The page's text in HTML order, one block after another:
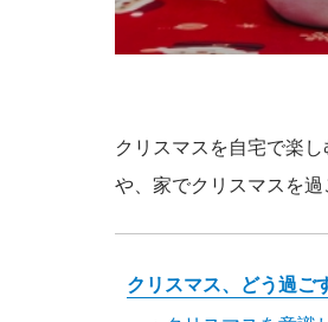
クリスマスを自宅で楽
や、家でクリスマスを過
クリスマス、どう過ご